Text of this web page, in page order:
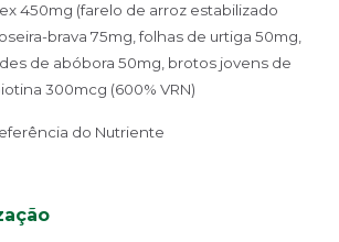
450mg (farelo de arroz estabilizado
brava 75mg, folhas de urtiga 50mg,
de abóbora 50mg, brotos jovens de
300mcg (600% VRN)
do Nutriente